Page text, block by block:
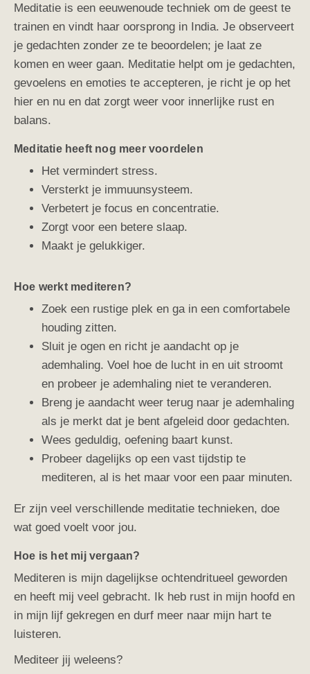
Meditatie is een eeuwenoude techniek om de geest te
trainen en vindt haar oorsprong in India. Je observeert
je gedachten zonder ze te beoordelen; je laat ze
komen en weer gaan. Meditatie helpt om je gedachten,
gevoelens en emoties te accepteren, je richt je op het
hier en nu en dat zorgt weer voor innerlijke rust en
balans.
Meditatie heeft nog meer voordelen
Het vermindert stress.
Versterkt je immuunsysteem.
Verbetert je focus en concentratie.
Zorgt voor een betere slaap.
Maakt je gelukkiger.
Hoe werkt mediteren?
Zoek een rustige plek en ga in een comfortabele
houding zitten.
Sluit je ogen en richt je aandacht op je
ademhaling. Voel hoe de lucht in en uit stroomt
en probeer je ademhaling niet te veranderen.
Breng je aandacht weer terug naar je ademhaling
als je merkt dat je bent afgeleid door gedachten.
Wees geduldig, oefening baart kunst.
Probeer dagelijks op een vast tijdstip te
mediteren, al is het maar voor een paar minuten.
Er zijn veel verschillende meditatie technieken, doe
wat goed voelt voor jou.
Hoe is het mij vergaan?
Mediteren is mijn dagelijkse ochtendritueel geworden
en heeft mij veel gebracht. Ik heb rust in mijn hoofd en
in mijn lijf gekregen en durf meer naar mijn hart te
luisteren.
Mediteer jij weleens?